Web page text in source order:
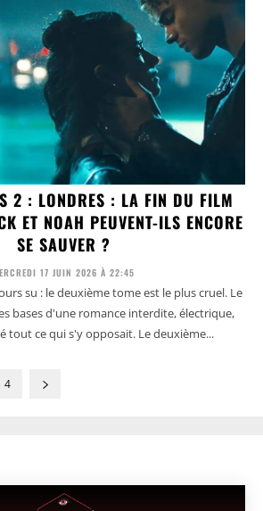
2 : LONDRES : LA FIN DU FILM
ET NOAH PEUVENT-ILS ENCORE
SE SAUVER ?
17 JUIN 2026 À 22:45
su : le deuxième tome est le plus cruel. Le
bases d'une romance interdite, électrique,
tout ce qui s'y opposait. Le deuxième...
4